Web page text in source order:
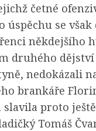
četné
úspěchu se však
někdejšího
druhého
nedokázali
brankáře
proto
Tomáš